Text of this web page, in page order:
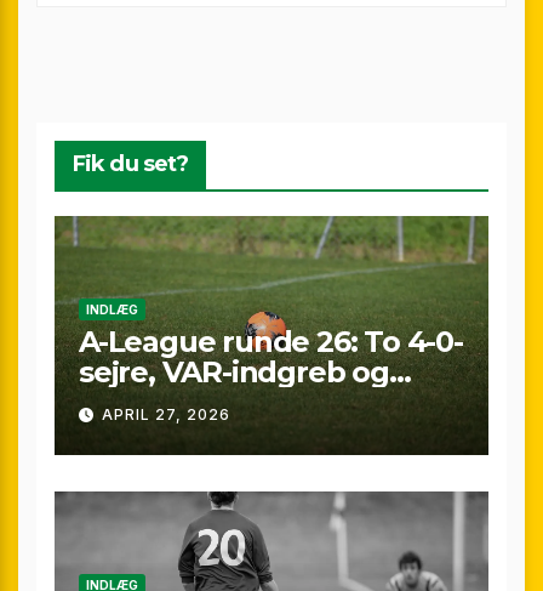
Fik du set?
INDLÆG
A-League runde 26: To 4-0-
sejre, VAR-indgreb og
sene scoringer – fuld
gennemgang af
weekenden
APRIL 27, 2026
INDLÆG